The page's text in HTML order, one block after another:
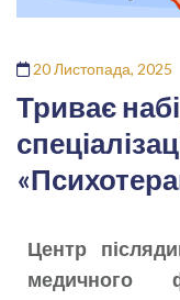
20 Листопада, 2025
Триває
Центр
медичного